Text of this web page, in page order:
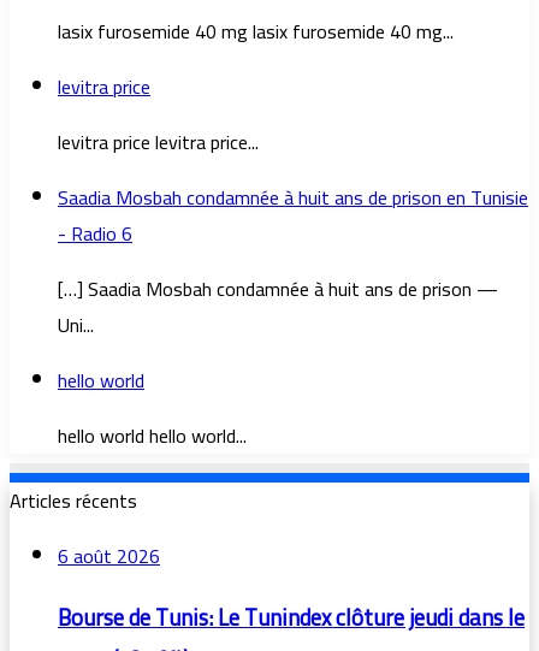
lasix furosemide 40 mg lasix furosemide 40 mg...
levitra price
levitra price levitra price...
Saadia Mosbah condamnée à huit ans de prison en Tunisie
- Radio 6
[…] Saadia Mosbah condamnée à huit ans de prison —
Uni...
hello world
hello world hello world...
Articles récents
6 août 2026
Bourse de Tunis: Le Tunindex clôture jeudi dans le